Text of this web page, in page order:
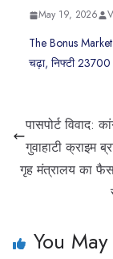
May 19, 2026
The Bonus
चढ़ा, निफ्टी 23700
पासपोर्ट
गुवाहाटी क्राइम
गृह मंत्रालय का
You